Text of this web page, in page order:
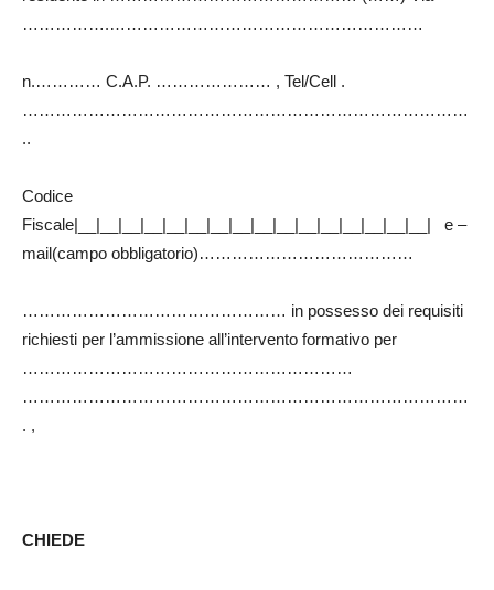
…………….…………………………………………………
n.………… C.A.P. ………………… , Tel/Cell .
………………………………………………………………………
..
Codice
Fiscale|__|__|__|__|__|__|__|__|__|__|__|__|__|__|__|__| e –
mail(campo obbligatorio)…………………………………
………………………………………… in possesso dei requisiti
richiesti per l’ammissione all’intervento formativo per
……………………………………………………
………………………………………………………………………
. ,
CHIEDE